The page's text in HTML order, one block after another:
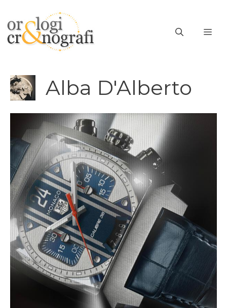
contenuto
Alba D'Alberto